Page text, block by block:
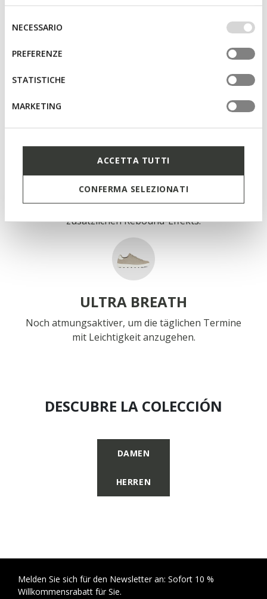
base dei tuoi gusti ed interessi. Selezionando
IMPOSTAZIONI potrai anche scegliere quali cookies ed
altri strumenti di tracciamento autorizzare. Per maggiori
informazioni o per modificare in qualsiasi momento le
tue impostazioni, visita la nostra
del
consenso
NECESSARIO
PREFERENZE
STATISTICHE
MARKETING
ACCETTA TUTTI
CONFERMA SELEZIONATI
ACTIF
Eine zusätzliche Ladung Energie dank des
zusätzlichen Rebound-Effekts.
ULTRA BREATH
Noch atmungsaktiver, um die täglichen Termine
mit Leichtigkeit anzugehen.
DESCUBRE LA COLECCIÓN
DAMEN
HERREN
Melden Sie sich für den Newsletter an: Sofort 10 %
Willkommensrabatt für Sie.